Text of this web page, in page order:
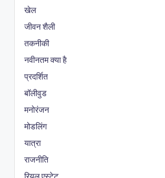
खेल
जीवन शैली
तकनीकी
नवीनतम क्या है
प्रदर्शित
बॉलीवुड
मनोरंजन
मोडलिंग
यात्रा
राजनीति